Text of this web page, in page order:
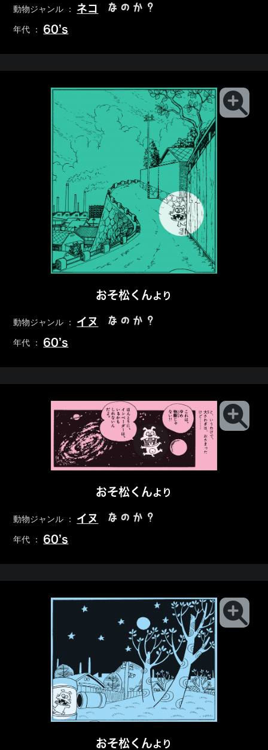
動物ジャンル ： ネコ なのか？
年代 ： 60’s
おそ松くんより
動物ジャンル ： イヌ なのか？
年代 ： 60’s
おそ松くんより
動物ジャンル ： イヌ なのか？
年代 ： 60’s
おそ松くんより